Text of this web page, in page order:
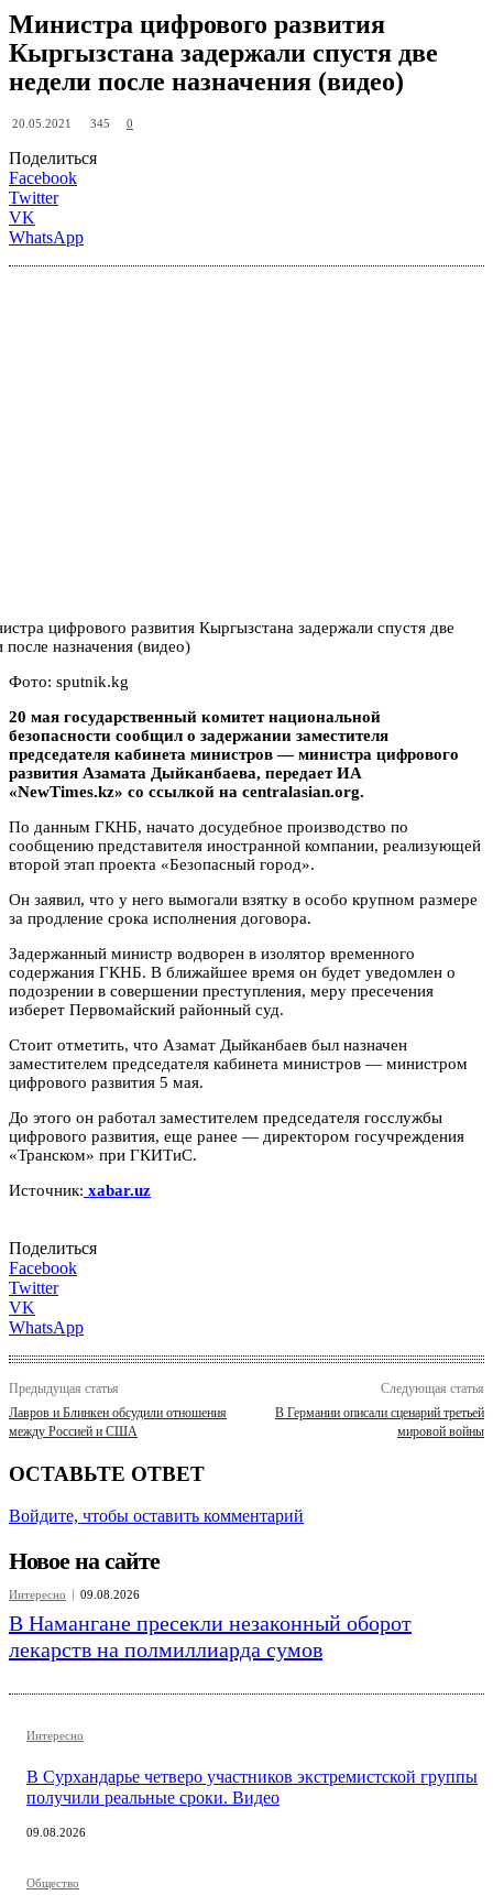
Министра цифрового развития
Кыргызстана задержали спустя две
недели после назначения (видео)
20.05.2021 345 0
Поделиться
Facebook
Twitter
VK
WhatsApp
Фото: sputnik.kg
20 мая государственный комитет национальной
безопасности сообщил о задержании заместителя
председателя кабинета министров — министра цифрового
развития Азамата Дыйканбаева, передает ИА
«NewTimes.kz» со ссылкой на centralasian.org.
По данным ГКНБ, начато досудебное производство по
сообщению представителя иностранной компании, реализующей
второй этап проекта «Безопасный город».
Он заявил, что у него вымогали взятку в особо крупном размере
за продление срока исполнения договора.
Задержанный министр водворен в изолятор временного
содержания ГКНБ. В ближайшее время он будет уведомлен о
подозрении в совершении преступления, меру пресечения
изберет Первомайский районный суд.
Стоит отметить, что Азамат Дыйканбаев был назначен
заместителем председателя кабинета министров — министром
цифрового развития 5 мая.
До этого он работал заместителем председателя госслужбы
цифрового развития, еще ранее — директором госучреждения
«Транском» при ГКИТиС.
Источник: xabar.uz
Поделиться
Facebook
Twitter
VK
WhatsApp
Предыдущая статья
Лавров и Блинкен обсудили отношения
между Россией и США
Следующая статья
В Германии описали сценарий третьей
мировой войны
ОСТАВЬТЕ ОТВЕТ
Войдите, чтобы оставить комментарий
Новое на сайте
Интересно 09.08.2026
В Намангане пресекли незаконный оборот
лекарств на полмиллиарда сумов
Интересно
В Сурхандарье четверо участников экстремистской группы
получили реальные сроки. Видео
09.08.2026
Общество